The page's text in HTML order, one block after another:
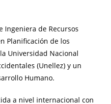
Ingeniera de Recursos
Planificación de los
Universidad Nacional
(Unellez) y un
Humano.
a nivel internacional con